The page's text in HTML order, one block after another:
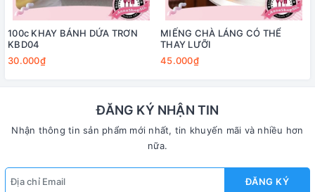
100c KHAY BÁNH DỨA TRƠN
KBD04
30.000₫
MIẾNG CHÀ LÁNG CÓ THỂ
THAY LƯỠI
45.000₫
ĐĂNG KÝ NHẬN TIN
Nhận thông tin sản phẩm mới nhất, tin khuyến mãi và nhiều hơn
nữa.
ĐĂNG KÝ